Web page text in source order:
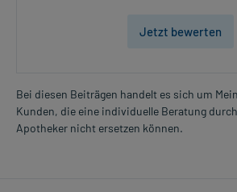
Jetzt bewerten
Bei diesen Beiträgen handelt es sich um
Kunden, die eine individuelle Beratung
Apotheker nicht ersetzen können.